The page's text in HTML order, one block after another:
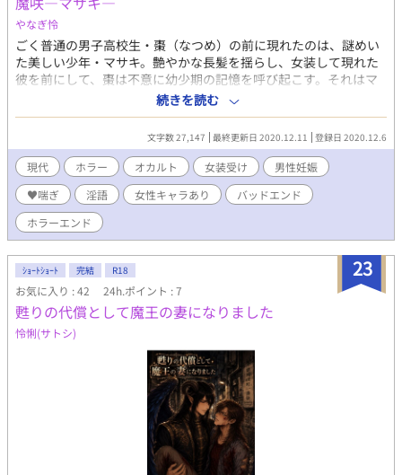
屋へと誘導される。 グチャリ。 肉塊が踏みつけられた音だった。
恐る恐るレイが下を見下ろすと＿＿＿ そこみは他の死体よりも損
傷が酷いレイを虐めた彼らの亡骸だった。 デイレスの名を叫ぶレ
イの白い頬に背後から彼の冷たい掌が触れる。 「ああ、そんなに
怯えないでくれ。余りにも可愛い過ぎて俺の喉がお前の血を欲し
がっている」 デイレスの黒髪は白銀の長髪に変わり、赤い瞳には
獣のような鋭い瞳孔が。 爪も伸びていて、ニヤリと笑う口元から
は獰猛な二本の牙が零れていた。 祭壇上の椅子に腰掛け漆黒の大
鎌を背負うその姿は死神そのものだった。 無垢な子どもの血は上
手い そんな噂と好奇心だけでレイを引き取ったデイレス。 しかし
臆病なレイがデイレスに対してのみ甘えるその姿に理性が吹き飛
ぶ程のとある衝動を引き起こしていた。 溺愛から生まれた愛の歪
みはエスカレートしていく。 そしてレイは感じた。 死神を前にし
た恐怖、絶望、心臓の悲鳴。 それと興奮。 教師として、普段の好
青年なデイレスの面影は無いが、殺しと血に飢えた本来の彼の姿
は実に妖艶で、引き込まれる。 抱き合った二人は今
宵．．．．．． 赤黒く歪んだ、けれども相思相愛故に契約の首輪
を取り付けて監禁を受諾した少年と彼を愛する闇深き死神のスト
ーリーが今、幕を上げる。
やなぎ怜
ごく普通の男子高校生・棗（なつめ）の前に現れたのは、謎めい
た美しい少年・マサキ。艶やかな長髪を揺らし、女装して現れた
彼を前にして、棗は不意に幼少期の記憶を呼び起こす。それはマ
サキと過ごしたひと夏の思い出。昼となく夜となく繰り返された
性の饗宴――。マサキに誘われるがまま公衆便所の個室で性交へ
と及ぶ棗は、以後、度々ふらりと現れるマサキと交合を繰り返す
ようになる。そんなおり、自称霊感持ちの従姉・ひばりにマサキ
の存在を知られてしまうが、彼女は棗が忘れていた過去のある出
来事を告げて――。 ※性的表現多めかも。その他の注意事項はタ
グをご確認ください。
続きを読む
文字数 27,147 最終更新日 2020.12.11 登録日 2020.12.6
現代 ホラー オカルト 女装受け
男性妊娠
♥喘ぎ
淫語 女性キャラあり
バッドエンド
ホラーエンド
23
ｼｮｰﾄｼｮｰﾄ 完結 R18
お気に入り : 42 24h.ポイント : 7
甦りの代償として魔王の妻になりました
怜悧(サトシ)